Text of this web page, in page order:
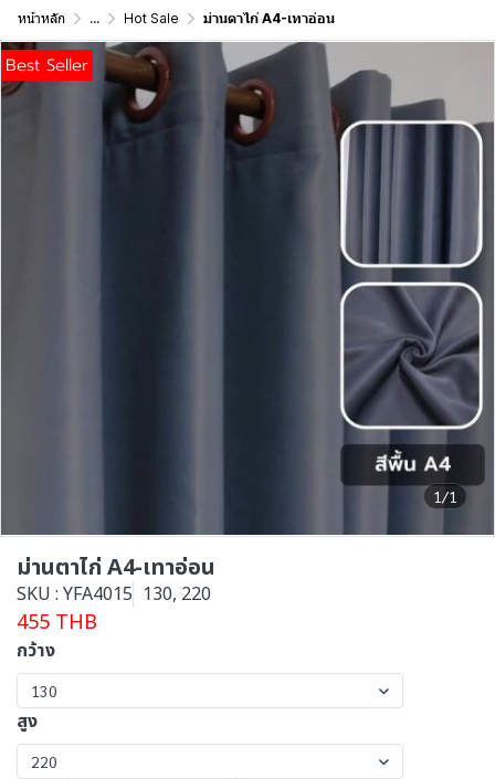
หน้าหลัก ... Hot Sale ม่านตาไก่ A4-เทาอ่อน
1/1
Best Seller
ม่านตาไก่ A4-เทาอ่อน
SKU : YFA4015 130, 220
455 THB
กว้าง
130
สูง
220